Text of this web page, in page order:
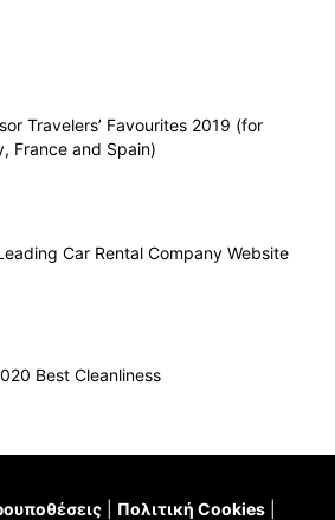
Travelers’ Favourites 2019 (for
France and Spain)
Car Rental Company Website
Best Cleanliness
Πολιτική Cookies